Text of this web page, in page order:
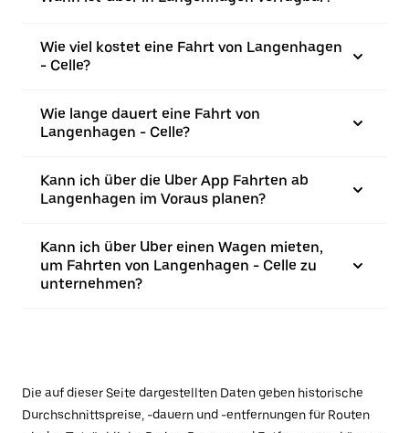
Wie viel kostet eine Fahrt von Langenhagen
- Celle?
Wie lange dauert eine Fahrt von
Langenhagen - Celle?
Kann ich über die Uber App Fahrten ab
Langenhagen im Voraus planen?
Kann ich über Uber einen Wagen mieten,
um Fahrten von Langenhagen - Celle zu
unternehmen?
Die auf dieser Seite dargestellten Daten geben historische
Durchschnittspreise, -dauern und -entfernungen für Routen